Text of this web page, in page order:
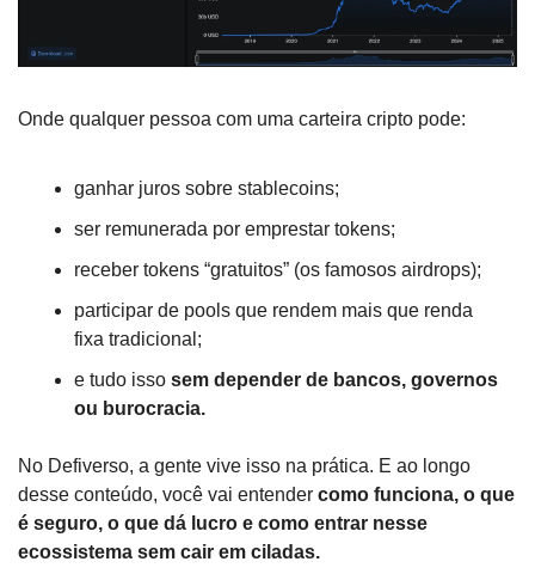
Onde qualquer pessoa com uma carteira cripto pode:
ganhar juros sobre stablecoins;
ser remunerada por emprestar tokens;
receber tokens “gratuitos” (os famosos airdrops);
participar de pools que rendem mais que renda
fixa tradicional;
e tudo isso sem depender de bancos, governos
ou burocracia.
No Defiverso, a gente vive isso na prática. E ao longo
desse conteúdo, você vai entender como funciona, o que
é seguro, o que dá lucro e como entrar nesse
ecossistema sem cair em ciladas.